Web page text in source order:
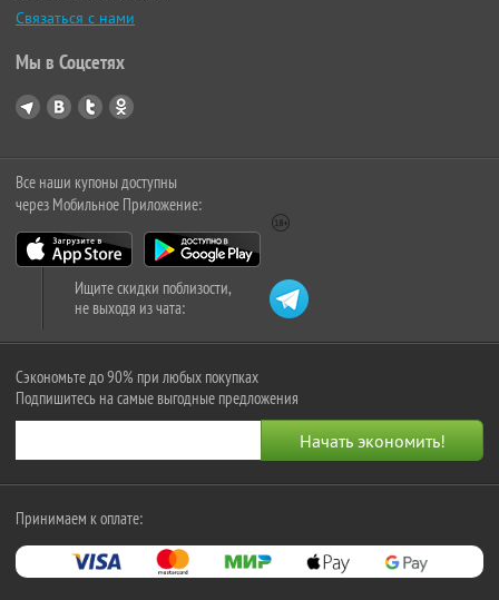
Связаться с нами
Мы в Соцсетях
Все наши купоны доступны
через Мобильное Приложение:
Ищите скидки поблизости,
не выходя из чата:
Сэкономьте до 90% при любых покупках
Подпишитесь на самые выгодные предложения
Принимаем к оплате: